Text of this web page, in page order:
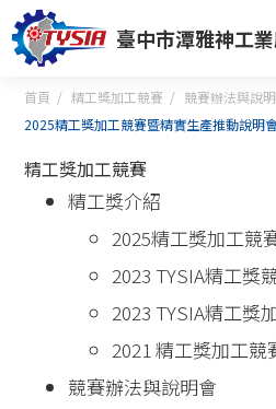
臺中市潭雅神工
首頁 精工獎加工競賽
競賽辦法與說
2025精工獎加工競賽暨精實生產推動說明
精工獎加工競賽
精工獎介紹
2025精工獎加工競
2023 TYSIA精工獎
2023 TYSIA精工獎
2021 精工獎加工競
競賽辦法與說明會